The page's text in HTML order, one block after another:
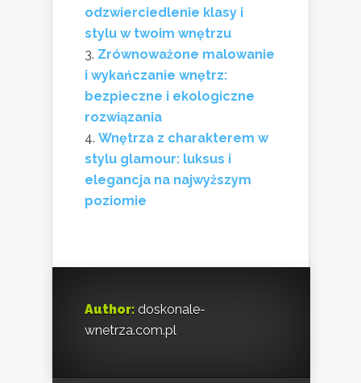
odzwierciedlenie klasy i
stylu w twoim wnętrzu
Zrównoważone malowanie
i wykańczanie wnętrz:
bezpieczne i ekologiczne
rozwiązania
Wnętrza z charakterem w
stylu glamour: luksus i
elegancja na najwyższym
poziomie
Author: doskonale-
wnetrza.com.pl